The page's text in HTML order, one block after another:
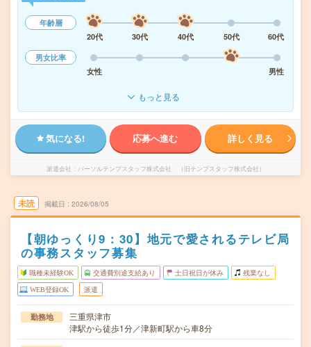
年齢層
20代
30代 40代 50代
60代
男女比率
女性
男性
もっと見る
気になる! 応募へ進む 詳しく見る
派遣会社 パーソルテンプスタッフ株式会社 （旧テンプスタッフ株式会社）
未読 掲載日 2026/08/05
【朝ゆっくり9：30】地元で愛されるテレビ局
の事務スタッフ募集
職種未経験OK 交通費別途支給あり 土日祝日が休み 残業なし
WEB登録OK 派遣
勤務地
三重県津市
津駅から徒歩1分／津新町駅から車8分